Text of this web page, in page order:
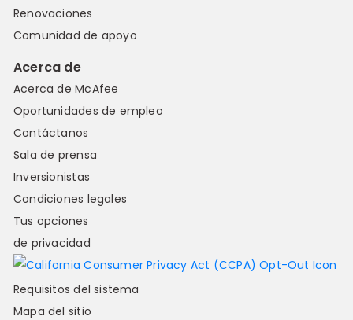
Renovaciones
Comunidad de apoyo
Acerca de
Acerca de McAfee
Oportunidades de empleo
Contáctanos
Sala de prensa
Inversionistas
Condiciones legales
Tus opciones
de privacidad
Requisitos del sistema
Mapa del sitio